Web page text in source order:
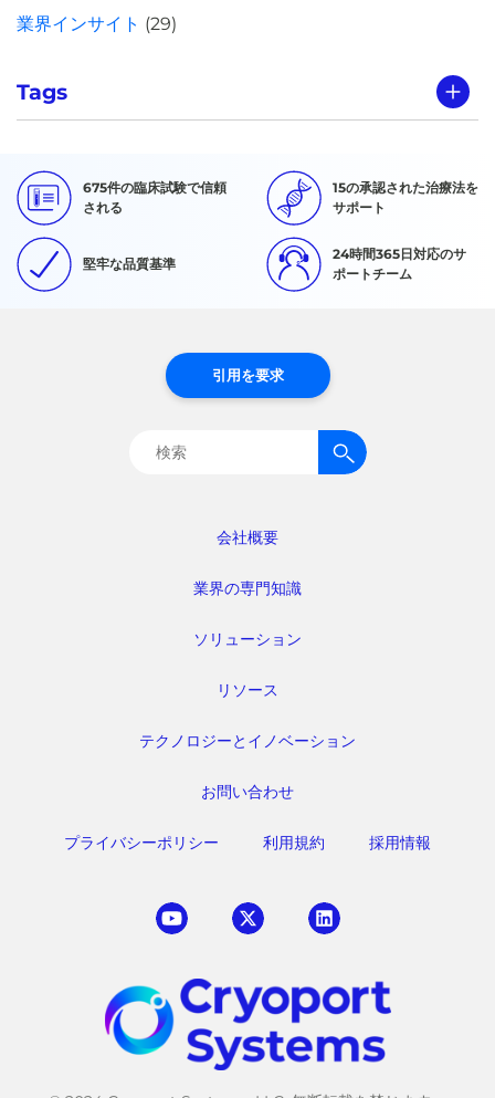
業界インサイト (29)
Tags
675件の臨床試験で信頼
される
15の承認された治療法を
サポート
堅牢な品質基準
24時間365日対応のサ
ポートチーム
会社概要
業界の専門知識
ソリューション
リソース
テクノロジーとイノベーション
お問い合わせ
プライバシーポリシー 利用規約 採用情報
引用を要求
検